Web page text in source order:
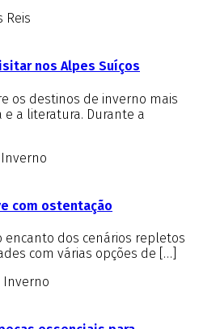
Reis
nos Alpes Suíços
os destinos de inverno mais
a literatura. Durante a
com ostentação
encanto dos cenários repletos
com várias opções de […]
Inverno